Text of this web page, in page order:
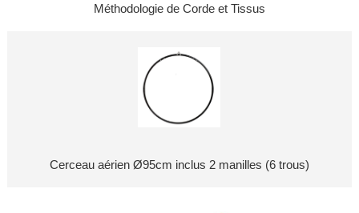
Méthodologie de Corde et Tissus
Cerceau aérien Ø95cm inclus 2 manilles (6 trous)